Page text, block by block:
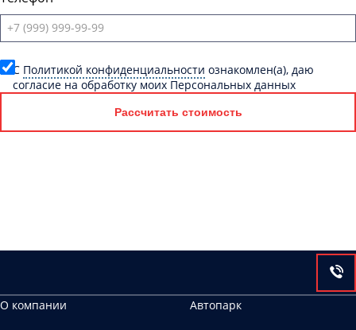
C Политикой конфиденциальности ознакомлен(а), даю
согласие на обработку моих Персональных данных
Рассчитать стоимость
О компании
Автопарк